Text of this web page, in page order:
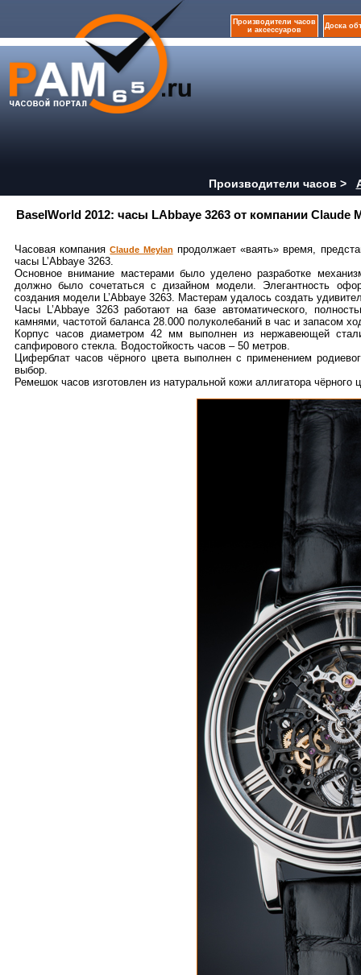
Производители часов
и аксессуаров
Доска
Производители часов >
BaselWorld 2012: часы LAbbaye 3263 от компании Claude
Часовая компанияClaude Meylan продолжает «ваять» время,
часы L’Abbaye 3263.
Основное внимание мастерами было уделено разработке
должно было сочетаться с дизайном модели. Элегантность
создания модели L’Abbaye 3263. Мастерам удалось создать
Часы L’Abbaye 3263 работают на базе автоматического,
камнями, частотой баланса 28.000 полуколебаний в час и запасом
Корпус часов диаметром 42 мм выполнен из нержавеющей
сапфирового стекла. Водостойкость часов – 50 метров.
Циферблат часов чёрного цвета выполнен с применением
выбор.
Ремешок часов изготовлен из натуральной кожи аллигатора чёрного